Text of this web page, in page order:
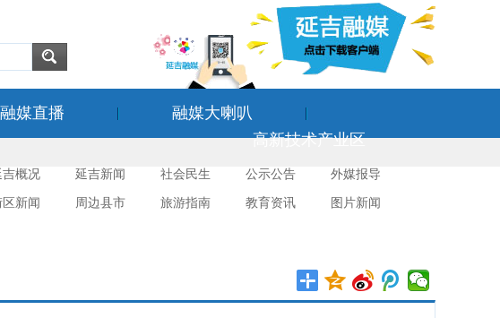
融媒直播
融媒大喇叭
高新技术产业区
吉概况 延吉新闻 社会民生 公示公告 外媒报导
区新闻 周边县市 旅游指南 教育资讯 图片新闻